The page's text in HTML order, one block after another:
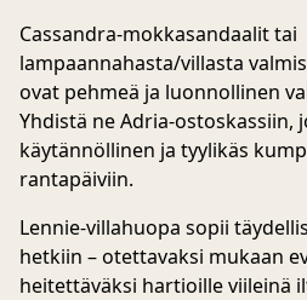
Cassandra-mokkasandaalittai
lampaannahasta/villasta
ovat pehmeä ja luonnollinen
Yhdistä neAdria-ostoskassiin,
käytännöllinen ja tyylikäs
rantapäiviin.
Lennie-villahuopa sopii
hetkiin – otettavaksi mukaan
heitettäväksi hartioille viileinä